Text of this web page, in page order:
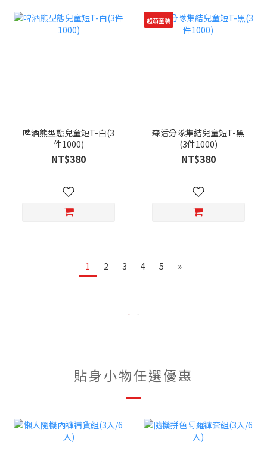
啤酒熊型態兒童短T-白(3
件1000)
NT$380
超萌童裝
森活分隊集結兒童短T-黑
(3件1000)
NT$380
1 2 3 4 5 »
貼身小物任選優惠